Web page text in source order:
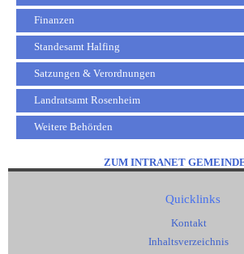
Finanzen
Standesamt Halfing
Satzungen & Verordnungen
Landratsamt Rosenheim
Weitere Behörden
ZUM INTRANET
Quicklinks
Kontakt
Inhaltsverzeichnis